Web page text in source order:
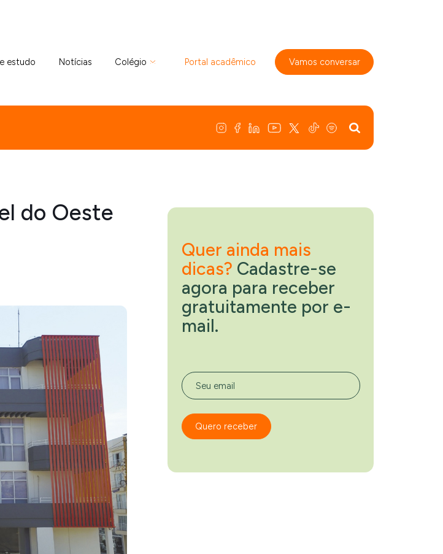
estudo Notícias Colégio Portal acadêmico Vamos conversar
do Oeste
Quer ainda mais
dicas? Cadastre-se
agora para receber
gratuitamente por e-
mail.
Seu email
Quero receber